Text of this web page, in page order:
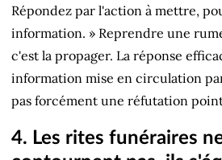
Répondez par l'action à mettre,
information. » Reprendre une
c'est la propager. La réponse
information mise en circulation
pas forcément une réfutation
4. Les rites funéraires